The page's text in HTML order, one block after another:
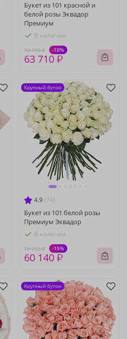
Букет из 101 красной и
белой розы Эквадор
Премиум
В наличии
70 790 ₽ -10%
63 710 ₽
4.9 (74)
Букет из 101 белой розы
Премиум Эквадор
В наличии
70 750 ₽ -15%
60 140 ₽
Крупный бутон
Крупный бутон